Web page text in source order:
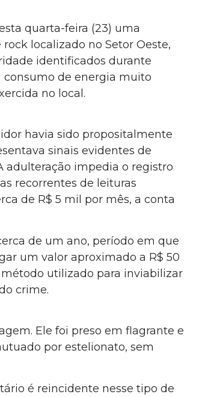
quarta-feira (23) uma
localizado no Setor Oeste,
identificados durante
de energia muito
no local.
havia sido propositalmente
sinais evidentes de
adulteração impedia o registro
recorrentes de leituras
de R$ 5 mil por mês, a conta
de um ano, período em que
um valor aproximado a R$ 50
utilizado para inviabilizar
crime.
Ele foi preso em flagrante e
por estelionato, sem
é reincidente nesse tipo de